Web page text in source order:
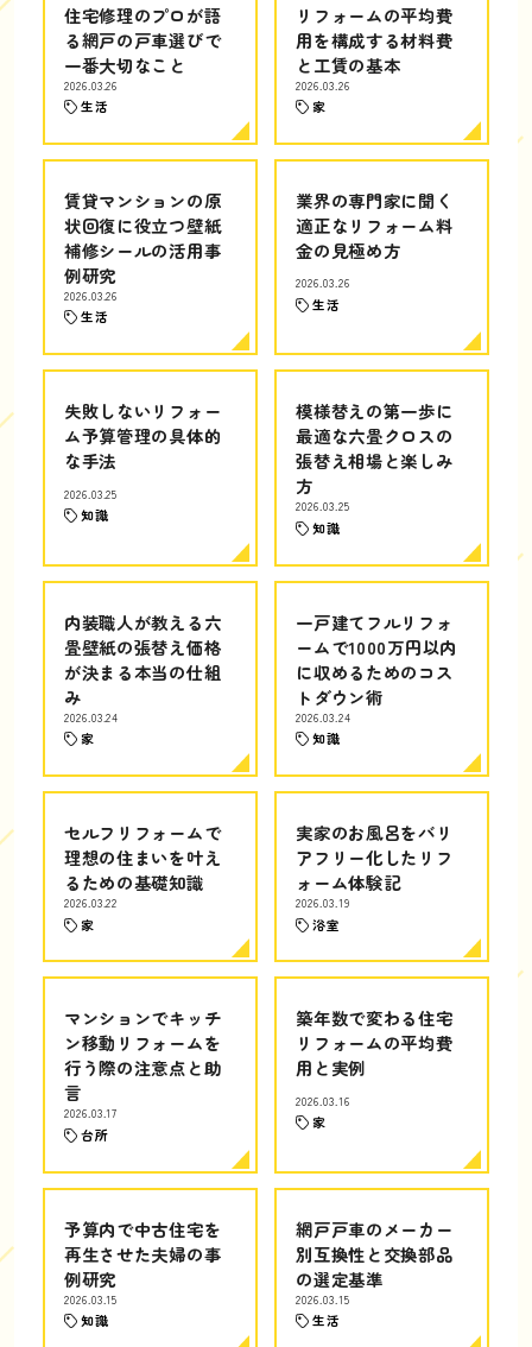
住宅修理のプロが語
る網戸の戸車選びで
一番大切なこと
2026.03.26
生活
リフォームの平均費
用を構成する材料費
と工賃の基本
2026.03.26
家
賃貸マンションの原
状回復に役立つ壁紙
補修シールの活用事
例研究
2026.03.26
生活
業界の専門家に聞く
適正なリフォーム料
金の見極め方
2026.03.26
生活
失敗しないリフォー
ム予算管理の具体的
な手法
2026.03.25
知識
模様替えの第一歩に
最適な六畳クロスの
張替え相場と楽しみ
方
2026.03.25
知識
内装職人が教える六
畳壁紙の張替え価格
が決まる本当の仕組
み
2026.03.24
家
一戸建てフルリフォ
ームで1000万円以内
に収めるためのコス
トダウン術
2026.03.24
知識
セルフリフォームで
理想の住まいを叶え
るための基礎知識
2026.03.22
家
実家のお風呂をバリ
アフリー化したリフ
ォーム体験記
2026.03.19
浴室
マンションでキッチ
ン移動リフォームを
行う際の注意点と助
言
2026.03.17
台所
築年数で変わる住宅
リフォームの平均費
用と実例
2026.03.16
家
予算内で中古住宅を
再生させた夫婦の事
例研究
2026.03.15
知識
網戸戸車のメーカー
別互換性と交換部品
の選定基準
2026.03.15
生活